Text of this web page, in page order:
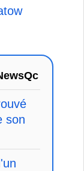
son